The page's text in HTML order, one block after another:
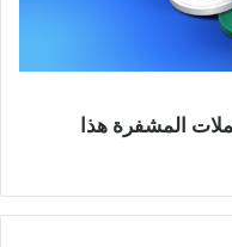
المشفرة هذا